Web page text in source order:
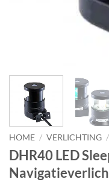
HOME / VERLICHTING /
DHR40 LED